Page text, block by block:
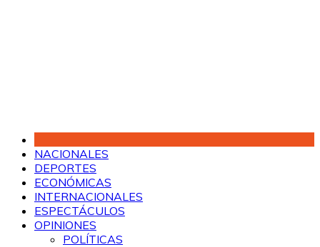
NACIONALES
DEPORTES
ECONÓMICAS
INTERNACIONALES
ESPECTÁCULOS
OPINIONES
POLÍTICAS